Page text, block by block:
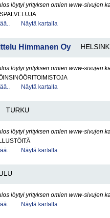
löytyi yrityksen omien www-sivujen
Näytä kartalla
Himmanen Oy
löytyi yrityksen omien www-sivujen
Näytä kartalla
TURKU
löytyi yrityksen omien www-sivujen
Näytä kartalla
löytyi yrityksen omien www-sivujen
Näytä kartalla